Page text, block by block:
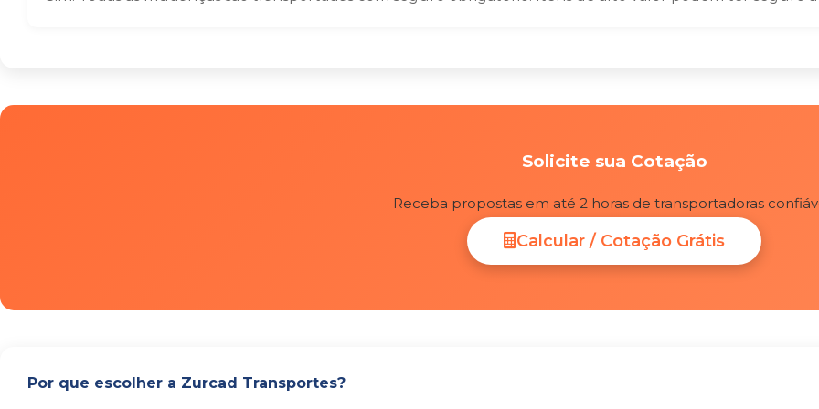
Solicite sua Cotação
Receba propostas em até 2 horas de transportadoras
Calcular / Cotação Grátis
Por que escolher a Zurcad Transportes?